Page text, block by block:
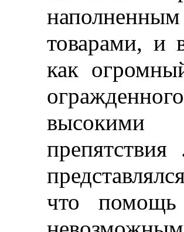
товарами, и
как
высокими
что помощь